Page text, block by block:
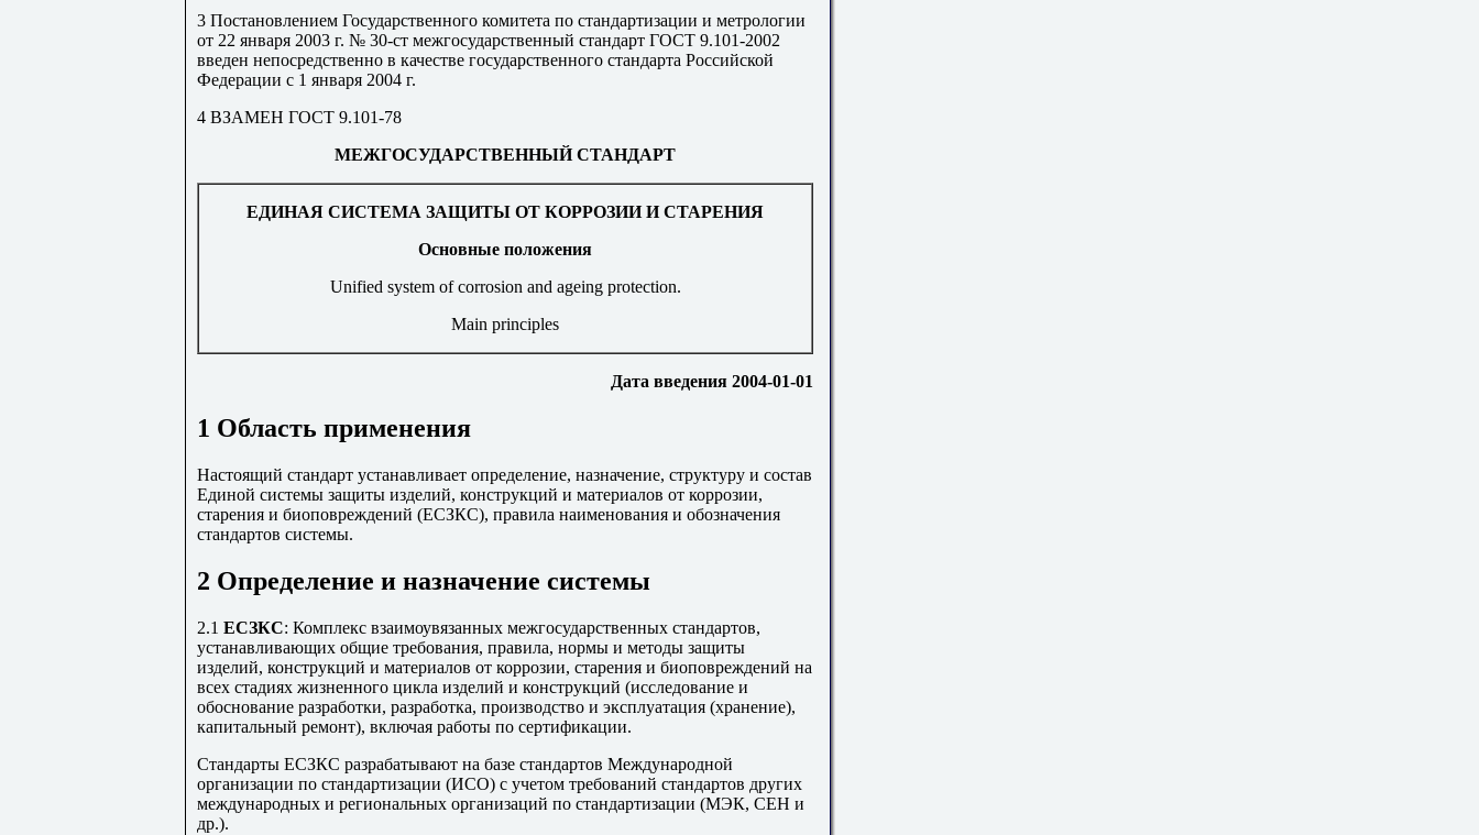
3 Постановлением Государственного комитета по стандартизации и метрологии
от 22 января 2003 г. № 30-ст межгосударственный стандарт ГОСТ 9.101-2002
введен непосредственно в качестве государственного стандарта Российской
Федерации с 1 января 2004 г.
4 ВЗАМЕН ГОСТ 9.101-78
МЕЖГОСУДАРСТВЕННЫЙ СТАНДАРТ
ЕДИНАЯ СИСТЕМА ЗАЩИТЫ ОТ КОРРОЗИИ И СТАРЕНИЯ
Основные положения
Unified system of corrosion and ageing protection.
Main principles
Дата введения 2004-01-01
1 Область применения
Настоящий стандарт устанавливает определение, назначение, структуру и состав
Единой системы защиты изделий, конструкций и материалов от коррозии,
старения и биоповреждений (ЕСЗКС), правила наименования и обозначения
стандартов системы.
2 Определение и назначение системы
2.1 ЕСЗКС: Комплекс взаимоувязанных межгосударственных стандартов,
устанавливающих общие требования, правила, нормы и методы защиты
изделий, конструкций и материалов от коррозии, старения и биоповреждений на
всех стадиях жизненного цикла изделий и конструкций (исследование и
обоснование разработки, разработка, производство и эксплуатация (хранение),
капитальный ремонт), включая работы по сертификации.
Стандарты ЕСЗКС разрабатывают на базе стандартов Международной
организации по стандартизации (ИСО) с учетом требований стандартов других
международных и региональных организаций по стандартизации (МЭК, СЕН и
др.).